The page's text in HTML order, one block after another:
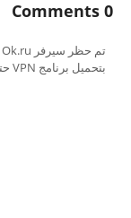
0 Comments
بتحميل برنامج VPN حتى تتمكن من مشاهدة الحلقات.